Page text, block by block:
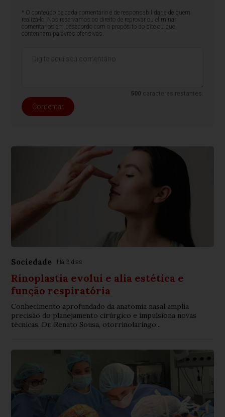
* O conteúdo de cada comentário é de responsabilidade de quem
realizá-lo. Nos reservamos ao direito de reprovar ou eliminar
comentários em desacordo com o propósito do site ou que
contenham palavras ofensivas.
500 caracteres restantes.
Comentar
Sociedade Há 3 dias
Rinoplastia evolui e alia estética e
função respiratória
Conhecimento aprofundado da anatomia nasal amplia
precisão do planejamento cirúrgico e impulsiona novas
técnicas. Dr. Renato Sousa, otorrinolaringo...